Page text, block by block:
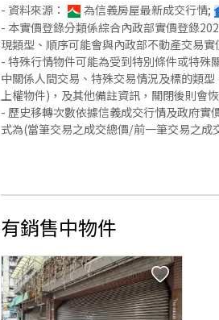
- 資料來源： 為信義房屋最新成交行情;
- 本實價登錄分類係綜合內政部實價登錄
現類型、順序可能會與內政部不動產交易
- 特殊行情物件可能為受到特別條件或特殊
中關係人間交易、特殊交易情況及標的類
上權物件)，及其他備註資訊，關閉後則會
- 歷史移轉次數依據信義成交行情及政府實
式為(當筆交易之成交總價/前一筆交易之成
有銷售中物件